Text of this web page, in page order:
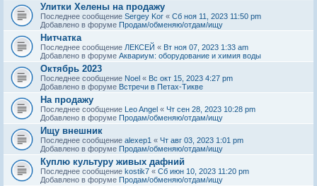
Улитки Хелены на продажу
Последнее сообщение Sergey Kor « Сб ноя 11, 2023 11:50 pm
Добавлено в форуме Продам/обменяю/отдам/ищу
Нитчатка
Последнее сообщение ЛЕКСЕЙ « Вт ноя 07, 2023 1:33 am
Добавлено в форуме Аквариум: оборудование и химия воды
Октябрь 2023
Последнее сообщение Noel « Вс окт 15, 2023 4:27 pm
Добавлено в форуме Встречи в Петах-Тикве
На продажу
Последнее сообщение Leo Angel « Чт сен 28, 2023 10:28 pm
Добавлено в форуме Продам/обменяю/отдам/ищу
Ищу внешник
Последнее сообщение alexep1 « Чт авг 03, 2023 1:01 pm
Добавлено в форуме Продам/обменяю/отдам/ищу
Куплю культуру живых дафний
Последнее сообщение kostik7 « Сб июн 10, 2023 11:20 pm
Добавлено в форуме Продам/обменяю/отдам/ищу